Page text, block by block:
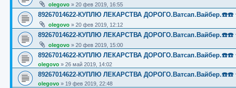
olegovo » 20 фев 2019, 16:55
89267014622-КУПЛЮ ЛЕКАРСТВА
olegovo » 20 фев 2019, 12:12
89267014622-КУПЛЮ ЛЕКАРСТВА
olegovo » 20 фев 2019, 15:00
89267014622-КУПЛЮ ЛЕКАРСТВА
olegovo » 26 май 2019, 14:02
89267014622-КУПЛЮ ЛЕКАРСТВА
olegovo » 19 фев 2019, 22:48